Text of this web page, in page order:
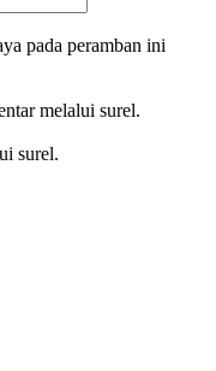
pada peramban ini
melalui surel.
surel.